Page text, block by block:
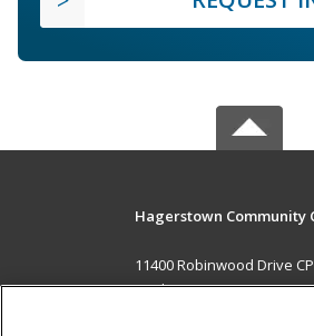
Hagerstown Community
11400 Robinwood Drive
hagerstown, MD